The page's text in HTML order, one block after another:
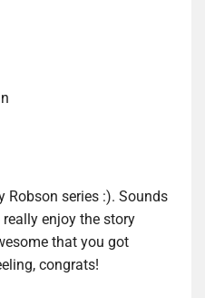
Robson series :). Sounds
enjoy the story
that you got
congrats!